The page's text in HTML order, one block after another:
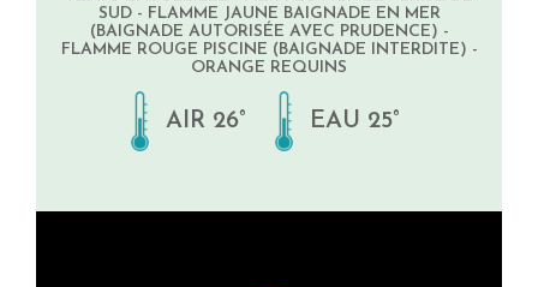
SUD - FLAMME JAUNE BAIGNADE EN MER
(BAIGNADE AUTORISÉE AVEC PRUDENCE) -
FLAMME ROUGE PISCINE (BAIGNADE INTERDITE) -
ORANGE REQUINS
AIR 26° EAU 25°